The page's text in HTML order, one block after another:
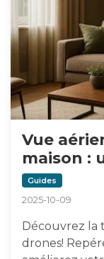
Vue
maison :
Guides
2025-10-09
Découvrez la
drones!